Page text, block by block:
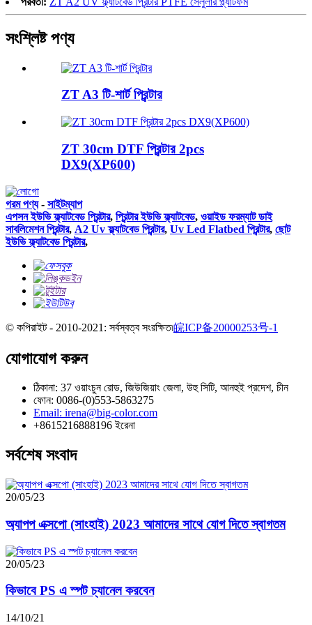
সংশ্লিষ্ট পণ্য
ZT A3 টি-শার্ট প্রিন্টার
ZT 30cm DTF প্রিন্টার 2pcs
DX9(XP600)
গরম পণ্য- সাইটম্যাপ
এপসন ইউভি ফ্ল্যাটবেড প্রিন্টার, প্রিন্টার ইউভি ফ্ল্যাটবেড, ওয়াইড ফরম্যাট ডাই
সাবলিমেশন প্রিন্টার, A2 Uv ফ্ল্যাটবেড প্রিন্টার, Uv Led Flatbed প্রিন্টার, ছোট
ইউভি ফ্ল্যাটবেড প্রিন্টার,
© কপিরাইট - 2010-2021: সর্বস্বত্ব সংরক্ষিত৷皖ICP备20000253号-1
যোগাযোগ করুন
ঠিকানা: 37 ওয়াংচুন রোড, জিউজিয়াং জেলা, উহু সিটি, আনহুই প্রদেশ, চীন
ফোন: 0086-(0)553-5863275
Email: irena@big-color.com
+8615216888196 ইরেনা
সর্বশেষ সংবাদ
20/05/23
অ্যাপপ এক্সপো (সাংহাই) 2023 আমাদের সাথে যোগ দিতে স্বাগতম
20/05/23
কিভাবে PS এ স্পট চ্যানেল করবেন
14/10/21